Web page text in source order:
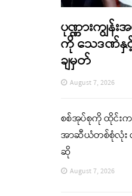
ပုဏ္ဏားကျွန်
ကို သေဒဏ်နှင့်
ချမှတ်
August 7, 2026
စစ်အုပ်စုကို ထိုင်း
အာဆီယံတစ်စုံလုံး
ဆို
August 7, 2026